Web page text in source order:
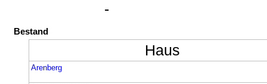
-
Bestand
Haus
Arenberg